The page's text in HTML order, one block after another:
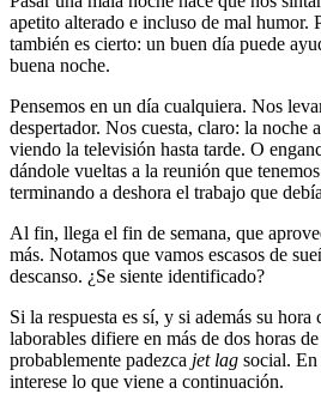
apetito alterado e incluso de mal humor.
también es cierto: un buen día puede
buena noche.
Pensemos en un día cualquiera. Nos
despertador. Nos cuesta, claro: la noche
viendo la televisión hasta tarde. O
dándole vueltas a la reunión que
terminando a deshora el trabajo que
Al fin, llega el fin de semana, que
más. Notamos que vamos escasos de
descanso. ¿Se siente identificado?
Si la respuesta es sí, y si además su hora
laborables difiere en más de dos horas
probablemente padezca jet lag social. En
interese lo que viene a continuación.